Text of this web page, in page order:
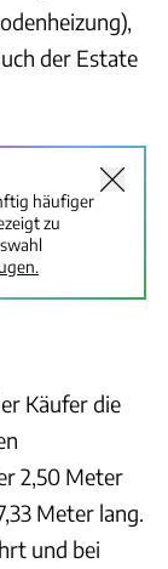
der Estate
häufiger
zu
Käufer die
2,50 Meter
Meter lang.
und bei